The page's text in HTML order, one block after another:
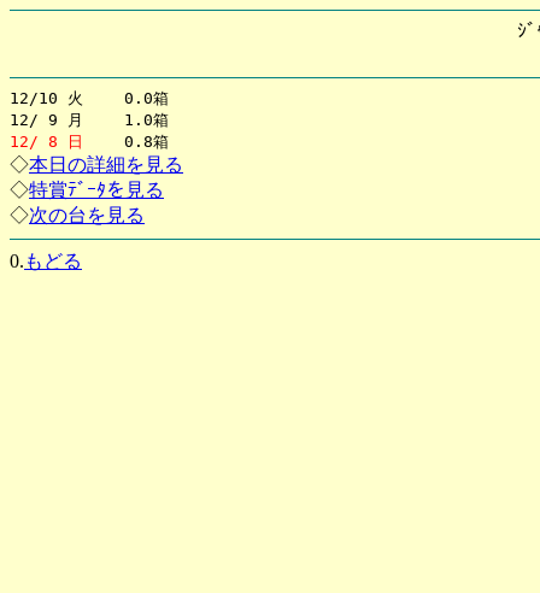
ｼ
12/10 火 0.0箱
12/ 9 月 1.0箱
12/ 8 日
0.8箱
◇本日の詳細を見る
◇特賞ﾃﾞｰﾀを見る
◇次の台を見る
0. もどる